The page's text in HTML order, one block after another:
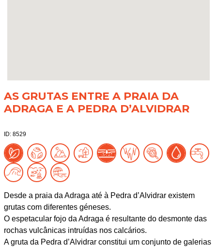
AS GRUTAS ENTRE A PRAIA DA
ADRAGA E A PEDRA D’ALVIDRAR
ID: 8529
Desde a praia da Adraga até à Pedra d’Alvidrar existem
grutas com diferentes géneses.
O espetacular fojo da Adraga é resultante do desmonte das
rochas vulcânicas intruídas nos calcários.
A gruta da Pedra d’Alvidrar constitui um conjunto de galerias